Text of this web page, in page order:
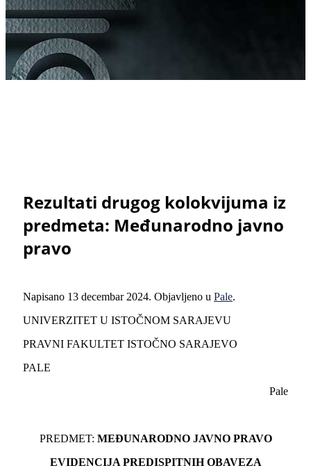
Rezultati drugog kolokvijuma iz
predmeta: Međunarodno javno
pravo
Napisano 13 decembar 2024. Objavljeno u Pale.
UNIVERZITET U ISTOČNOM SARAJEVU
PRAVNI FAKULTET ISTOČNO SARAJEVO
PALE
Pale
PREDMET: MEĐUNARODNO JAVNO PRAVO
EVIDENCIJA PREDISPITNIH OBAVEZA